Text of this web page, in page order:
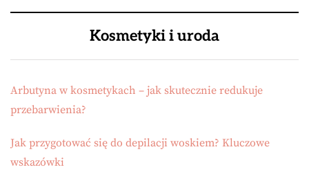
Kosmetyki i uroda
Arbutyna w kosmetykach – jak skutecznie redukuje
przebarwienia?
Jak przygotować się do depilacji woskiem? Kluczowe
wskazówki